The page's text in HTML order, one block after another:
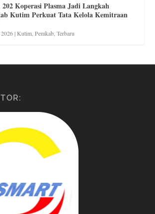
Koperasi Plasma Jadi Langkah
Kutim Perkuat Tata Kelola Kemitraan
|Kutim ,Pemkab ,Terbaru